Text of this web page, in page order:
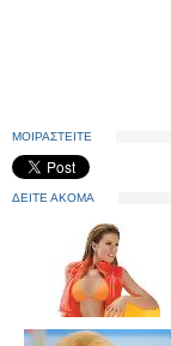
ΜΟΙΡΑΣΤΕΙΤΕ
ΔΕΙΤΕ ΑΚΟΜΑ